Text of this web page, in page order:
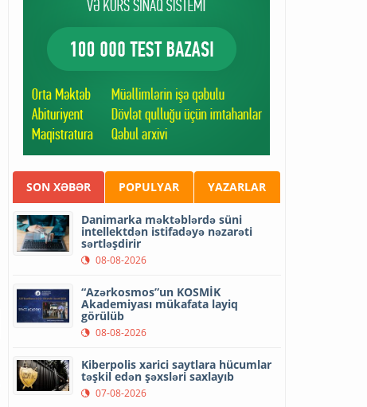
SON XƏBƏR POPULYAR YAZARLAR
Danimarka məktəblərdə süni
intellektdən istifadəyə nəzarəti
sərtləşdirir
08-08-2026
“Azərkosmos”un KOSMİK
Akademiyası mükafata layiq
görülüb
08-08-2026
Kiberpolis xarici saytlara hücumlar
təşkil edən şəxsləri saxlayıb
07-08-2026